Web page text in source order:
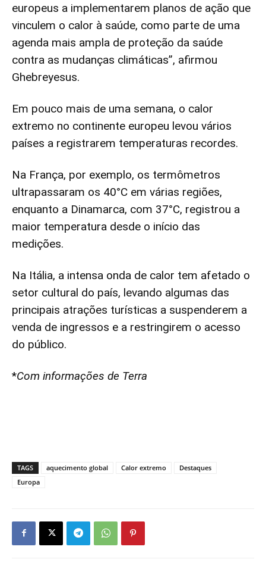
europeus a implementarem planos de ação que
vinculem o calor à saúde, como parte de uma
agenda mais ampla de proteção da saúde
contra as mudanças climáticas”, afirmou
Ghebreyesus.
Em pouco mais de uma semana, o calor
extremo no continente europeu levou vários
países a registrarem temperaturas recordes.
Na França, por exemplo, os termômetros
ultrapassaram os 40°C em várias regiões,
enquanto a Dinamarca, com 37°C, registrou a
maior temperatura desde o início das
medições.
Na Itália, a intensa onda de calor tem afetado o
setor cultural do país, levando algumas das
principais atrações turísticas a suspenderem a
venda de ingressos e a restringirem o acesso
do público.
*Com informações de Terra
TAGS aquecimento global Calor extremo
Destaques
Europa